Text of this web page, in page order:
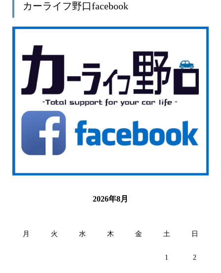
カーライフ野口facebook
2026年8月
月 火 水 木 金 土 日
1 2